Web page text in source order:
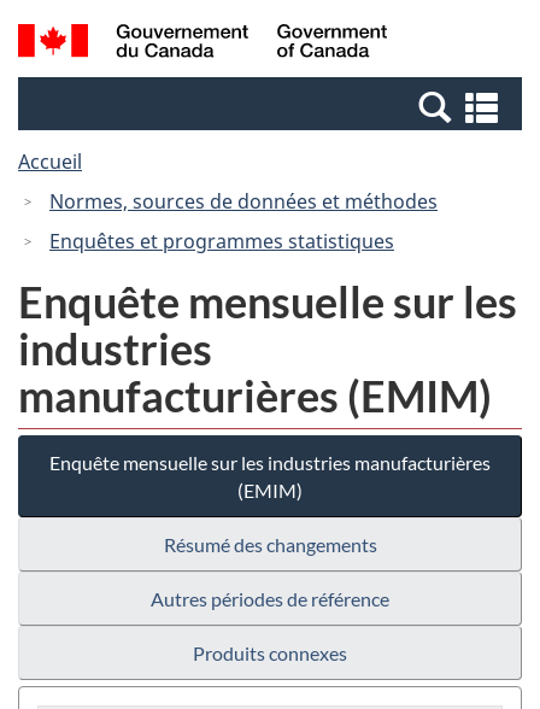
Passer
au
Passer
à
Canada
Recherche
et
et
Accueil
Normes, sources de données et méthodes
Enquêtes et programmes statistiques
Enquête mensuelle sur les
industries
manufacturières (EMIM)
Enquête mensuelle sur les industries manufacturières
(EMIM)
Résumé des changements
Autres périodes de référence
Produits connexes